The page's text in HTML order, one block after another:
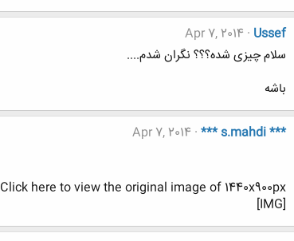
Ussef
Apr 7, 2014
سلام چیزی شده؟؟؟ نگران شدم....
باشه
*** s.mahdi ***
Apr 7, 2014
Click here to view the original image of 1440x900px.
[IMG]